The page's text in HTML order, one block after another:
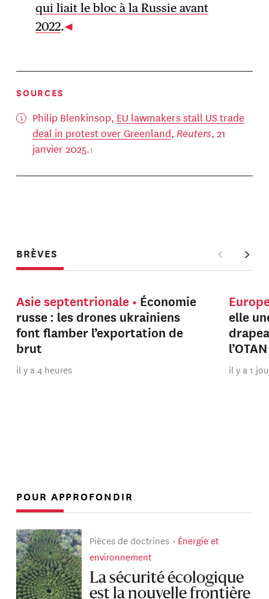
qui liait le bloc à la Russie avant
2022.
SOURCES
Philip Blenkinsop, EU lawmakers stall US trade
deal in protest over Greenland, Reuters, 21
janvier 2025.
BRÈVES
Asie septentrionale
Économie
russe : les drones ukrainiens
font flamber l’exportation de
brut
il y a 4 heures
elle
il y a 1
POUR APPROFONDIR
Pièces de doctrines
Énergie et
environnement
La sécurité écologique
est la nouvelle frontière